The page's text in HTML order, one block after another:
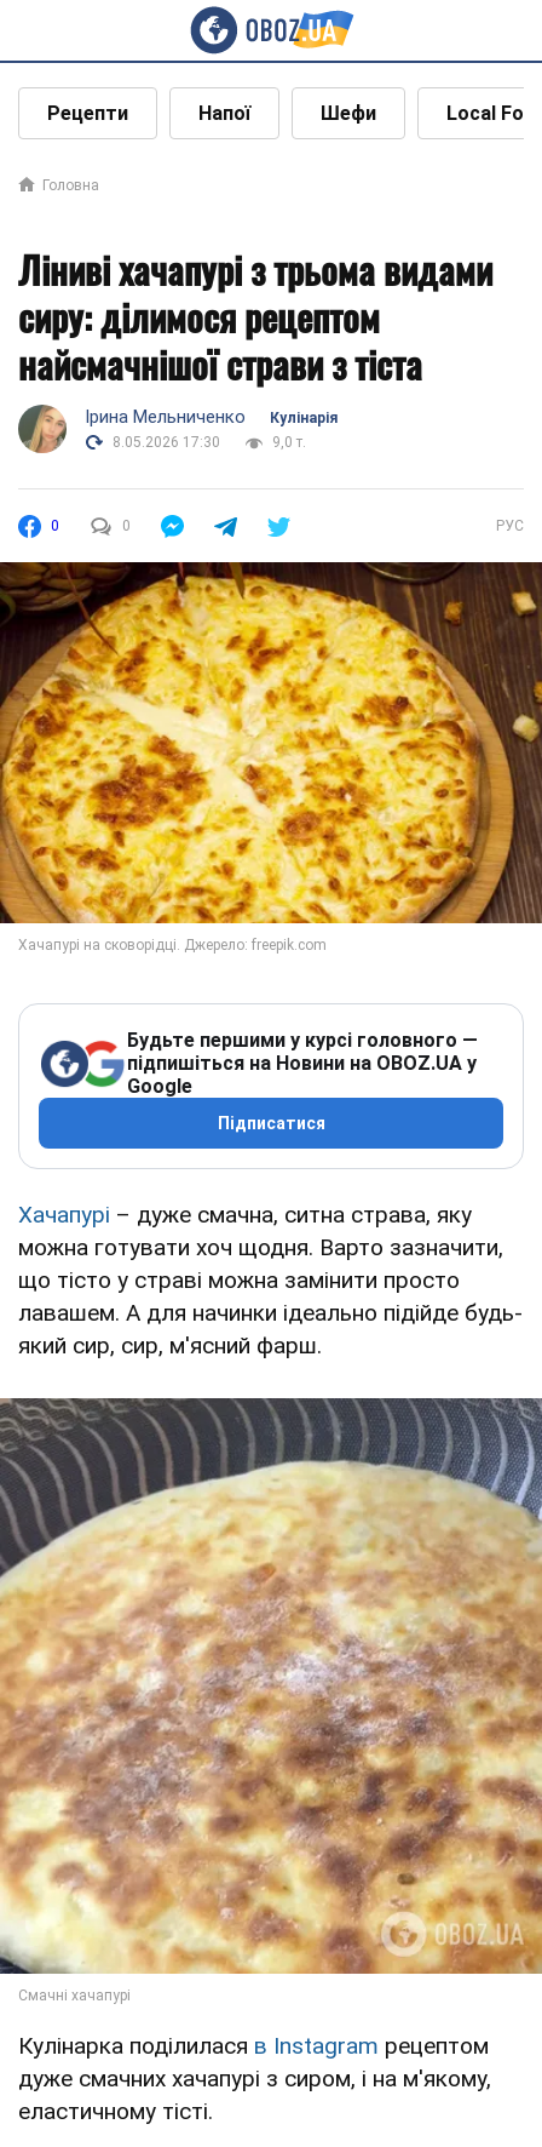
Рецепти Напої Шефи Local
Головна
Ліниві хачапурі з трьома видами
сиру: ділимося рецептом
найсмачнішої страви з тіста
Ірина Мельниченко
Кулінарія
8.05.2026 17:30
9,0 т.
0 0 РУС
Будьте першими у курсі головного —
підпишіться на Новини на OBOZ.UA у
Google
Підписатися
Хачапурі – дуже смачна, ситна страва, яку
можна готувати хоч щодня. Варто зазначити,
що тісто у страві можна замінити просто
лавашем. А для начинки ідеально підійде будь-
який сир, сир, м'ясний фарш.
Кулінарка поділилася в Instagram рецептом
дуже смачних хачапурі з сиром, і на м'якому,
еластичному тісті.